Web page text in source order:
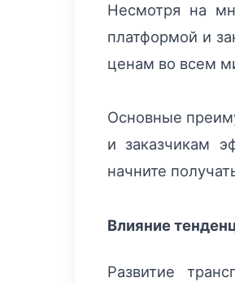
Несмотря на
платформой и
ценам во всем
Основные
и заказчикам
начните
Влияние
Развитие